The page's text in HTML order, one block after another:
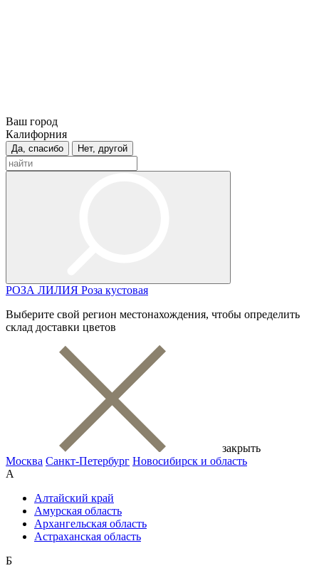
Ваш город
Калифорния
Да, спасибо Нет, другой
РОЗА ЛИЛИЯ Роза кустовая
Выберите свой регион местонахождения, чтобы определить
склад доставки цветов
закрыть
Москва Санкт-Петербург Новосибирск и область
А
Алтайский край
Амурская область
Архангельская область
Астраханская область
Б